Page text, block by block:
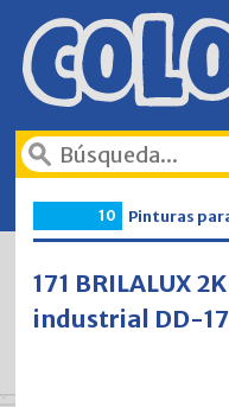
10 Pinturas
171 BRILALUX
industrial DD-